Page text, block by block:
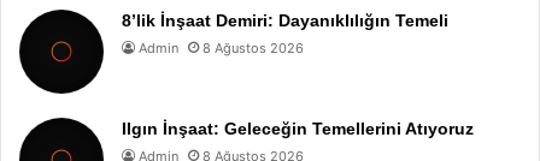
8’lik İnşaat Demiri: Dayanıklılığın Temeli
Admin 8 Ağustos 2026
Ilgın İnşaat: Geleceğin Temellerini Atıyoruz
Admin 8 Ağustos 2026